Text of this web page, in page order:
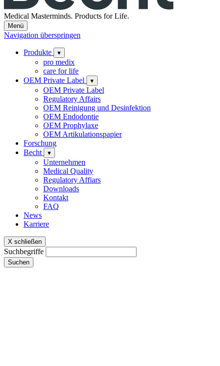
Medical Masterminds. Products for Life.
Menü
Navigation überspringen
Produkte ▾
pro medix
care for life
OEM Private Label
▾
OEM Private Label
Regulatory Affairs
OEM Reinigung und Desinfektion
OEM Endodontie
OEM Prophylaxe
OEM Artikulationspapier
Forschung
Becht
▾
Unternehmen
Medical Quality
Regulatory Affiars
Downloads
Kontakt
FAQ
News
Karriere
X schließen
Suchbegriffe
Suchen